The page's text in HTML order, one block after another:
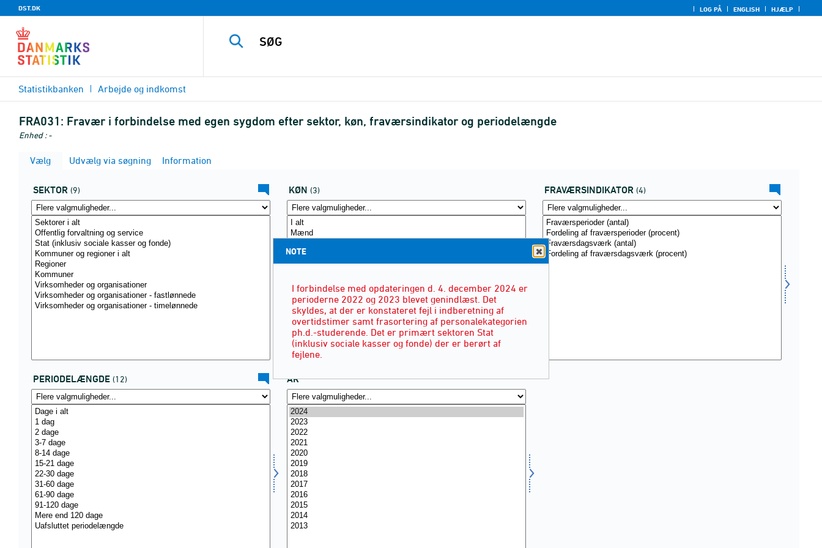
DST.DK LOG PÅ ENGLISH HJÆLP
Statistikbanken Arbejde og indkomst
FRA031: Fravær i forbindelse med egen sygdom efter sektor, køn, fraværsindikator og periodelængde
Enhed : -
Vælg Udvælg via søgning Information
SEKTOR (9) KØN (3) FRAVÆRSINDIKATOR (4)
PERIODELÆNGDE (12) ÅR
NOTE
I forbindelse med opdateringen d. 4. december 2024 er
perioderne 2022 og 2023 blevet genindlæst. Det
skyldes, at der er konstateret fejl i indberetning af
overtidstimer samt frasortering af personalekategorien
ph.d.-studerende. Det er primært sektoren Stat
(inklusiv sociale kasser og fonde) der er berørt af
fejlene.